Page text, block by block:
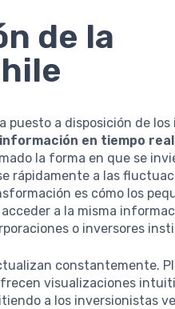
de la
puesto a disposición de
información en tiempo real
la forma en que se
rápidamente a las
es cómo los
a la misma
o inversores
constantemente.
visualizaciones
a los inversionistas